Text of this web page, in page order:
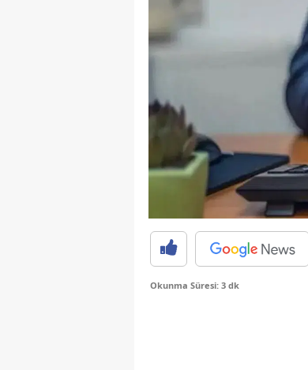
Okunma Süresi: 3 dk